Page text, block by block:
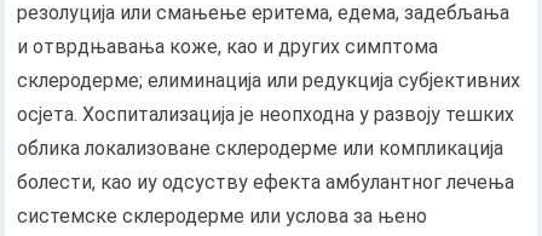
резолуција или смањење еритема, едема, задебљања
и отврдњавања коже, као и других симптома
склеродерме; елиминација или редукција субјективних
осјета. Хоспитализација је неопходна у развоју тешких
облика локализоване склеродерме или компликација
болести, као иу одсуству ефекта амбулантног лечења
системске склеродерме или услова за њено